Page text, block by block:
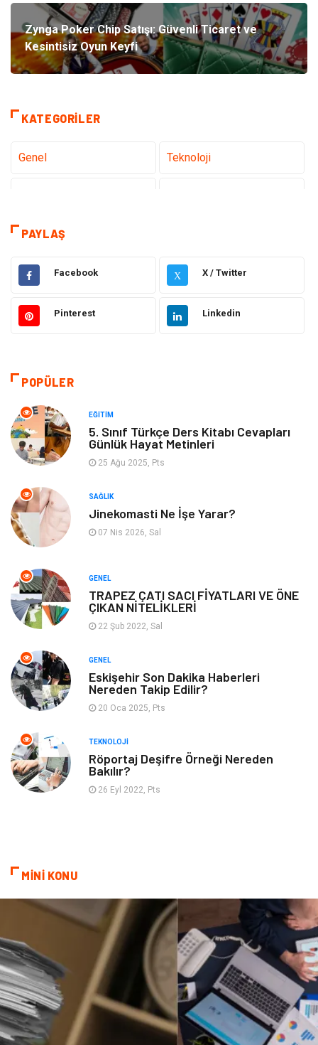
Zynga Poker Chip Satışı: Güvenli Ticaret ve
Kesintisiz Oyun Keyfi
KATEGORILER
Genel Teknoloji
Dekorasyon
Bakım Güzellik Elektrik Elektronik
Hukuk Tatil
Bilgisayar & Yazılım
Yemek
Emlak Kültür Sanat
Aksesuar
Bebek Giyim Tarih
PAYLAŞ
Facebook X X / Twitter
Pinterest Linkedin
POPÜLER
EĞITIM
5. Sınıf Türkçe Ders Kitabı Cevapları
Günlük Hayat Metinleri
25 Ağu 2025, Pts
SAĞLIK
Jinekomasti Ne İşe Yarar?
07 Nis 2026, Sal
GENEL
TRAPEZ ÇATI SACI FİYATLARI VE ÖNE
ÇIKAN NİTELİKLERİ
22 Şub 2022, Sal
GENEL
Eskişehir Son Dakika Haberleri
Nereden Takip Edilir?
20 Oca 2025, Pts
TEKNOLOJI
Röportaj Deşifre Örneği Nereden
Bakılır?
26 Eyl 2022, Pts
MİNİ KONU